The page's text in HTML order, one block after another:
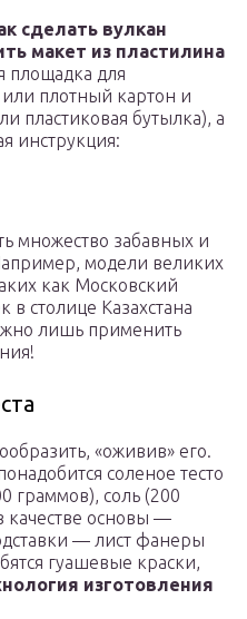
сделать вулкан
макет из пластилина
площадка для
плотный картон и
пластиковая бутылка), а
инструкция:
множество забавных и
модели великих
как Московский
столице Казахстана
лишь применить
«оживив» его.
соленое тесто
граммов), соль (200
качестве основы —
— лист фанеры
гуашевые краски,
изготовления